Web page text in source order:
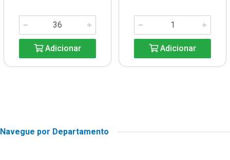
Adicionar Adicionar
Navegue por Departamento